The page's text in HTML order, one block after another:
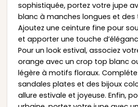
sophistiquée, portez votre jupe
blanc à manches longues et des
Ajoutez une ceinture fine pour
et apporter une touche
Pour un look estival, associez
orange avec un crop top blanc
légère à motifs floraux.
sandales plates et des bijoux
allure estivale et joyeuse. Enfin,